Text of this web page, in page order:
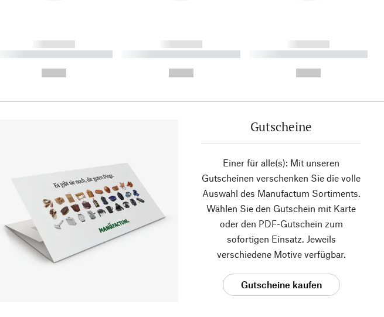
------------
----------- ----------- ----------
------------
----------- ----------- ----------
------------
----------- ----------- ----------
Gutscheine
Einer für alle(s): Mit unseren
Gutscheinen verschenken Sie die volle
Auswahl des Manufactum Sortiments.
Wählen Sie den Gutschein mit Karte
oder den PDF-Gutschein zum
sofortigen Einsatz. Jeweils
verschiedene Motive verfügbar.
Gutscheine kaufen